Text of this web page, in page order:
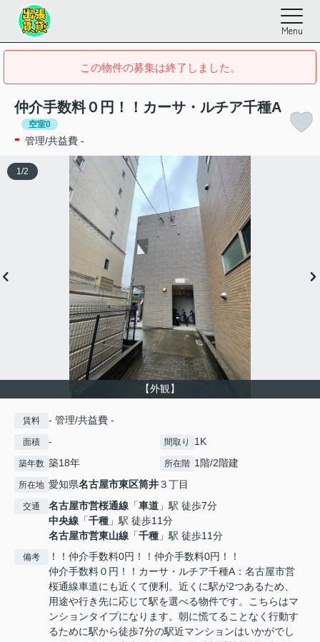
Menu
この物件の募集は終了しました。
仲介手数料０円！！カーサ・ルチア千種A
空室0
- 管理/共益費 -
【外観】
1 /2
賃料 - 管理/共益費 -
面積 - 間取り 1K
築年数 築18年 所在階 1階/2階建
所在地 愛知県名古屋市東区筒井３丁目
交通 名古屋市営桜通線 「車道 」駅 徒歩7分
中央線 「千種 」駅 徒歩11分
名古屋市営東山線 「千種 」駅 徒歩11分
備考
！！仲介手数料0円！！仲介手数料0円！！
仲介手数料０円！！カーサ・ルチア千種A：名古屋市営
桜通線車道にも近くて便利。近くに駅が2つあるため、
用途や行き先に応じて駅を選べる物件です。こちらはマ
ンションタイプになります。朝に慌てることなく行動す
るために駅から徒歩7分の駅近マンションはいかがでし